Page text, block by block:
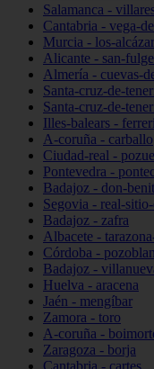
Salamanca -
Cantabria - vega-
Murcia - los-
Alicante - san-
Almería - cuevas-
Santa-cruz-de-
Santa-cruz-de-
Illes-balears -
A-coruña - carballo
Ciudad-real -
Pontevedra -
Badajoz - don-
Segovia - real-
Badajoz - zafra
Albacete -
Córdoba -
Badajoz -
Huelva - aracena
Jaén - mengíbar
Zamora - toro
A-coruña -
Zaragoza - borja
Cantabria - cartes